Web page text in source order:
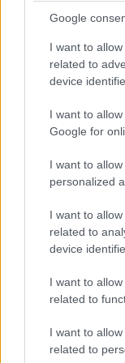
Google
I want to
related to
device
I want to
Google for
I want to
personalized
I want to
related to
device
I want to
related to
I want to
related to
lassú zóna, safety
Brundle
Inter Europol,
Amit
WRT emelőjével,
biztosan
A Próban
van. Ezt egy safety
erőből ezt még
az amatőrök között.